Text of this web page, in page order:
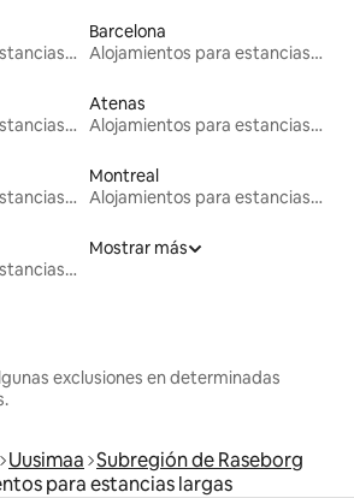
Alojamientos para estancias largas
Barcelona
Alojamientos para estancias largas
Alojamientos para estancias largas
Atenas
Alojamientos para estancias largas
Alojamientos para estancias largas
Montreal
Alojamientos para estancias largas
Alojamientos para estancias largas
Mostrar más
exclusiones en determinadas
Uusimaa Subregión de Raseborg
para estancias largas